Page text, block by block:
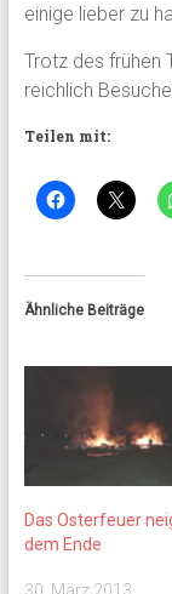
einige lieber zu
Trotz des frühen
reichlich
Teilen mit:
Ähnliche Beiträge
Das Osterfeuer
dem Ende